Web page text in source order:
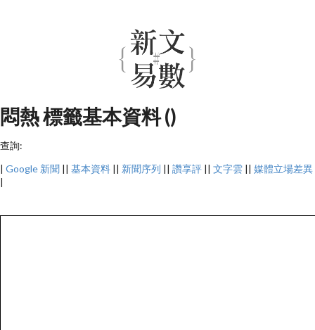
悶熱 標籤基本資料 ()
查詢:
| Google 新聞 || 基本資料 || 新聞序列 || 讚享評 || 文字雲 || 媒體立場差異
|